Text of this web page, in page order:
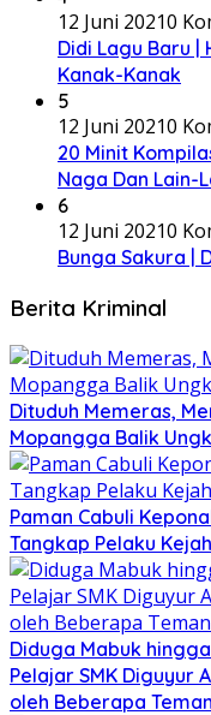
12 Juni 20210
Didi Lagu Baru |
Kanak-Kanak
5
12 Juni 20210
20 Minit
Naga Dan Lain-
6
12 Juni 20210
Bunga Sakura |
Berita Kriminal
Dituduh Memeras,
Mopangga Balik
Paman Cabuli
Tangkap Pelaku
Diduga Mabuk
Pelajar SMK Diguyur
oleh Beberapa